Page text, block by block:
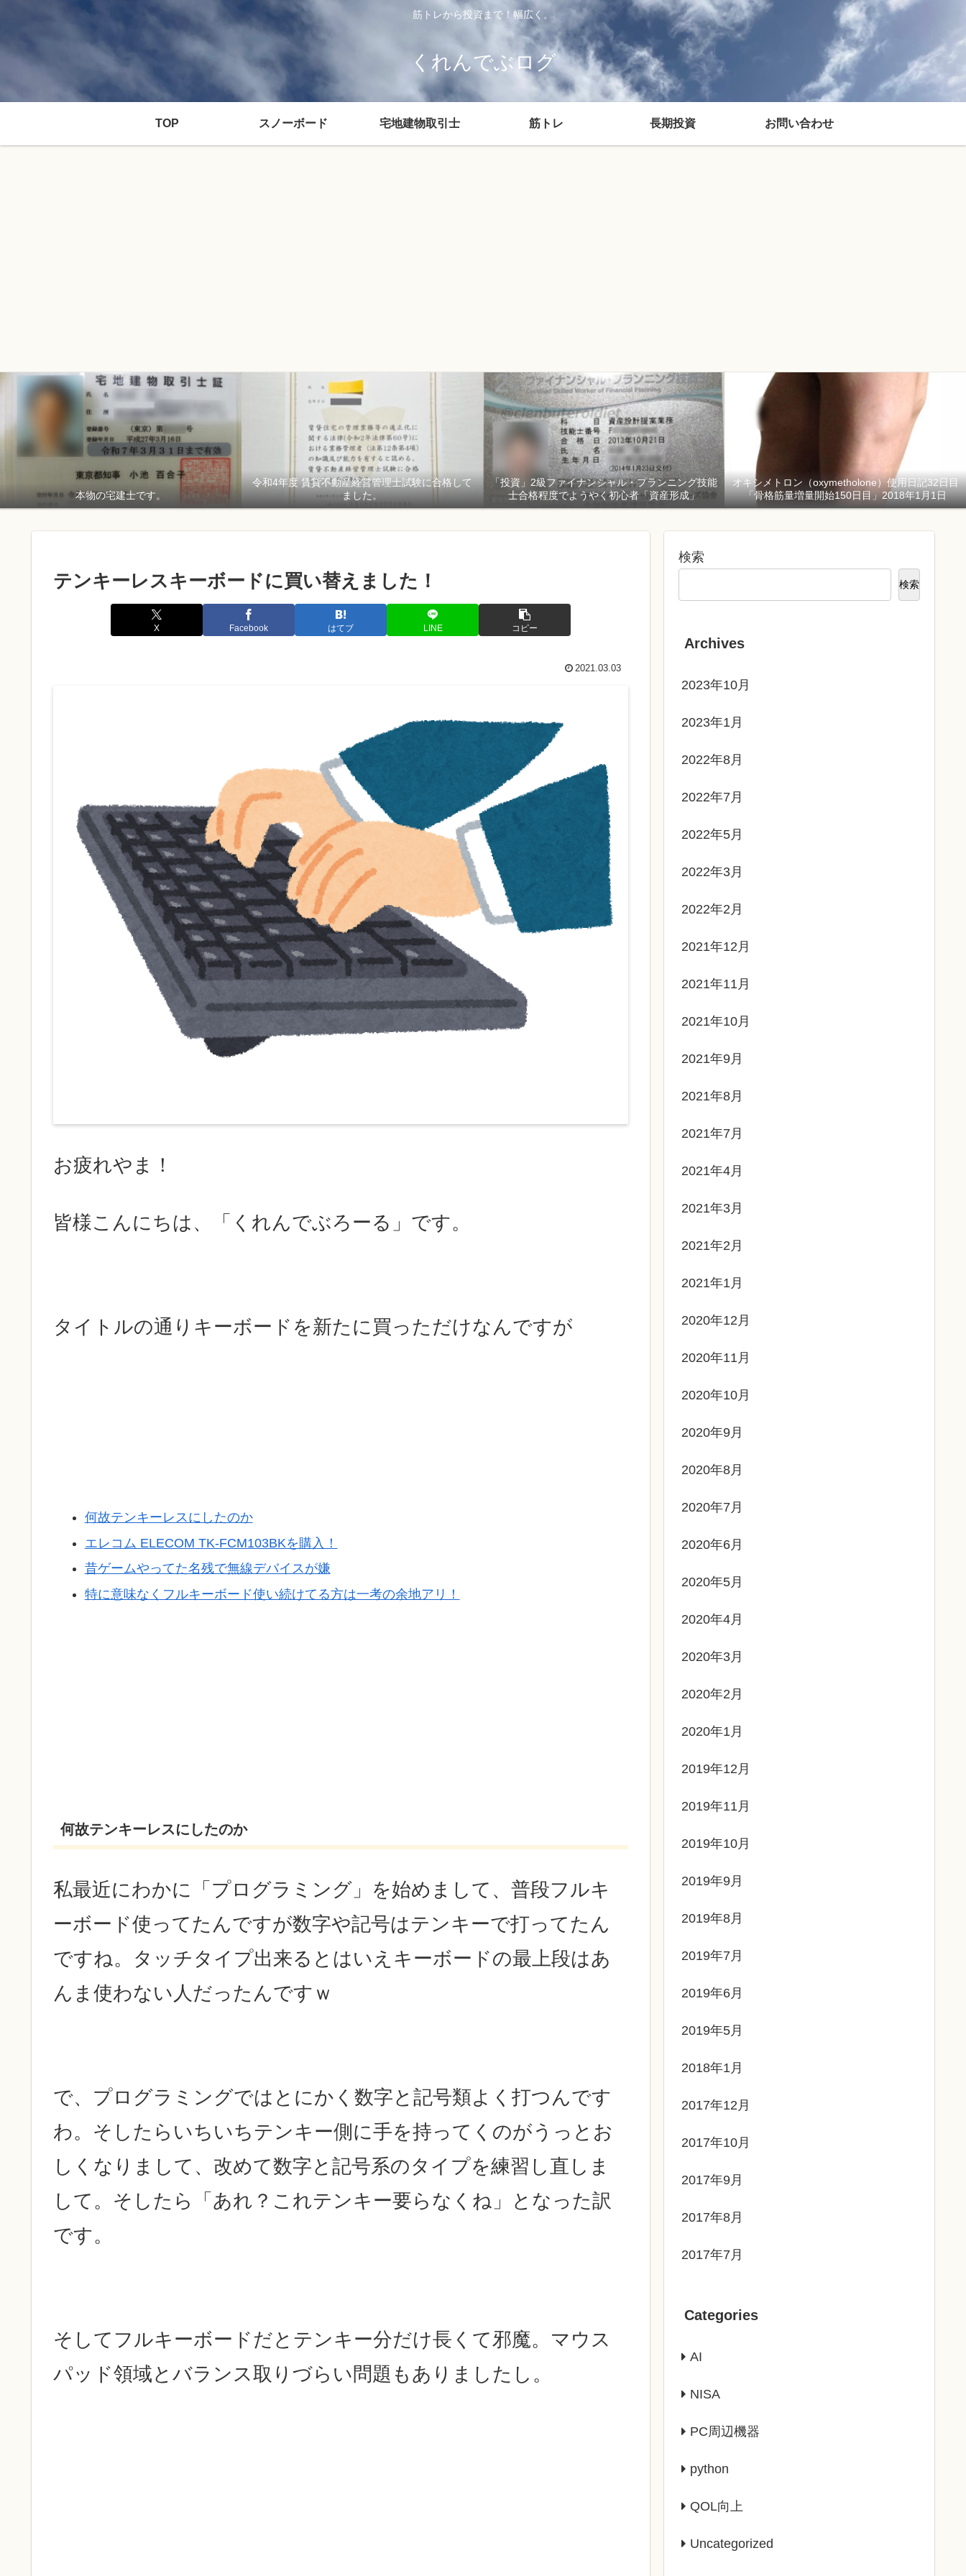
筋トレから投資まで！幅広く。
くれんでぶログ
TOP スノーボード 宅地建物取引士 筋トレ 長期投資 お問い合わせ
本物の宅建士です。
令和4年度 賃貸不動産経営管理士試験に合格して
ました。
「投資」2級ファイナンシャル・プランニング技能
士合格程度でようやく初心者「資産形成」
オキシメトロン（oxymetholone）使用日記32日目
「骨格筋量増量開始150日目」2018年1月1日
テンキーレスキーボードに買い替えました！
X Facebook はてブ LINE コピー
2021.03.03
お疲れやま！
皆様こんにちは、「くれんでぶろーる」です。
タイトルの通りキーボードを新たに買っただけなんですが
何故テンキーレスにしたのか
エレコム ELECOM TK-FCM103BKを購入！
昔ゲームやってた名残で無線デバイスが嫌
特に意味なくフルキーボード使い続けてる方は一考の余地アリ！
何故テンキーレスにしたのか
私最近にわかに「プログラミング」を始めまして、普段フルキ
ーボード使ってたんですが数字や記号はテンキーで打ってたん
ですね。タッチタイプ出来るとはいえキーボードの最上段はあ
んま使わない人だったんですｗ
で、プログラミングではとにかく数字と記号類よく打つんです
わ。そしたらいちいちテンキー側に手を持ってくのがうっとお
しくなりまして、改めて数字と記号系のタイプを練習し直しま
して。そしたら「あれ？これテンキー要らなくね」となった訳
です。
そしてフルキーボードだとテンキー分だけ長くて邪魔。マウス
パッド領域とバランス取りづらい問題もありましたし。
検索
検索
Archives
2023年10月
2023年1月
2022年8月
2022年7月
2022年5月
2022年3月
2022年2月
2021年12月
2021年11月
2021年10月
2021年9月
2021年8月
2021年7月
2021年4月
2021年3月
2021年2月
2021年1月
2020年12月
2020年11月
2020年10月
2020年9月
2020年8月
2020年7月
2020年6月
2020年5月
2020年4月
2020年3月
2020年2月
2020年1月
2019年12月
2019年11月
2019年10月
2019年9月
2019年8月
2019年7月
2019年6月
2019年5月
2018年1月
2017年12月
2017年10月
2017年9月
2017年8月
2017年7月
Categories
AI
NISA
PC周辺機器
python
QOL向上
Uncategorized